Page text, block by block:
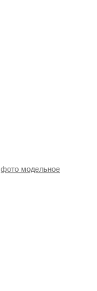
фото модельное